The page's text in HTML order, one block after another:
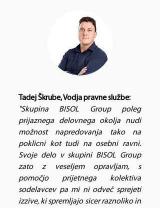
Tadej Škrube, Vodja pravne službe:
"Skupina BISOL Group poleg
prijaznega delovnega okolja nudi
možnost napredovanja tako na
poklicni kot tudi na osebni ravni.
Svoje delo v skupini BISOL Group
zato z veseljem opravljam, s
pomočjo prijetnega kolektiva
sodelavcev pa mi ni odveč sprejeti
izzive, ki spremljajo sicer raznoliko in